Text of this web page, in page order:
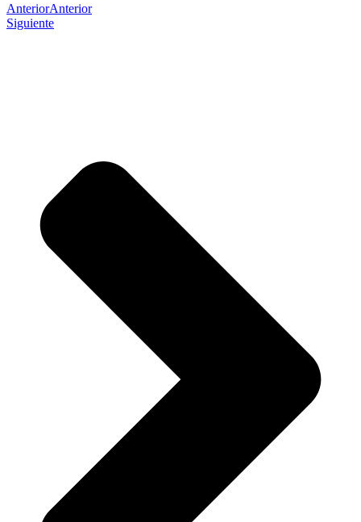
AnteriorAnterior
Siguiente